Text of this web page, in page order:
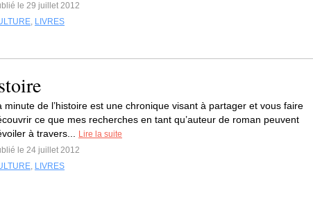
le 29 juillet 2012
, LIVRES
minute de l’histoire est une chronique visant à partager et vous faire
ce que mes recherches en tant qu’auteur de roman peuvent
à travers...
Lire la suite
le 24 juillet 2012
, LIVRES